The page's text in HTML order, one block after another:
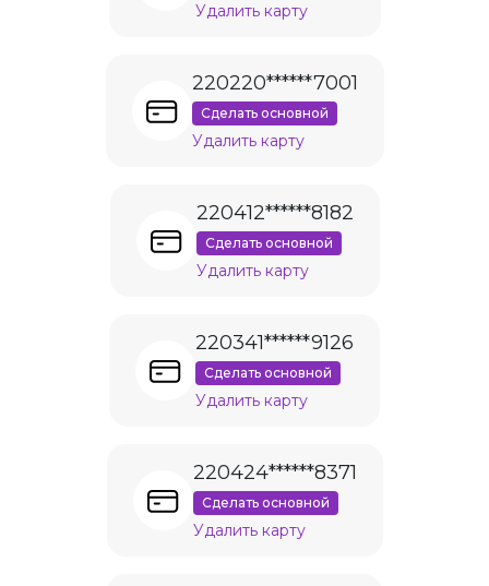
Удалить карту
220220******7001
Сделать основной
Удалить карту
220412******8182
Сделать основной
Удалить карту
220341******9126
Сделать основной
Удалить карту
220424******8371
Сделать основной
Удалить карту